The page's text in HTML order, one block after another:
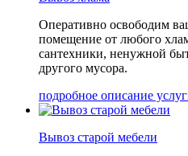
Оперативно освободим
помещение от любого
сантехники, ненужной
другого мусора.
подробное описание
Вывоз старой мебели